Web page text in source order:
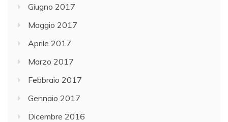
Giugno 2017
Maggio 2017
Aprile 2017
Marzo 2017
Febbraio 2017
Gennaio 2017
Dicembre 2016